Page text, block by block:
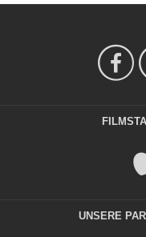
UNSERE